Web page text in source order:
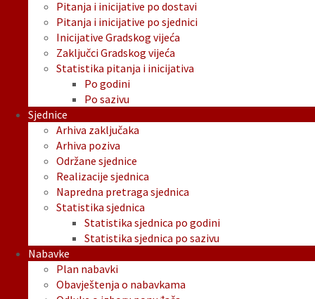
Pitanja i inicijative po dostavi
Pitanja i inicijative po sjednici
Inicijative Gradskog vijeća
Zaključci Gradskog vijeća
Statistika pitanja i inicijativa
Po godini
Po sazivu
Sjednice
Arhiva zaključaka
Arhiva poziva
Održane sjednice
Realizacije sjednica
Napredna pretraga sjednica
Statistika sjednica
Statistika sjednica po godini
Statistika sjednica po sazivu
Nabavke
Plan nabavki
Obavještenja o nabavkama